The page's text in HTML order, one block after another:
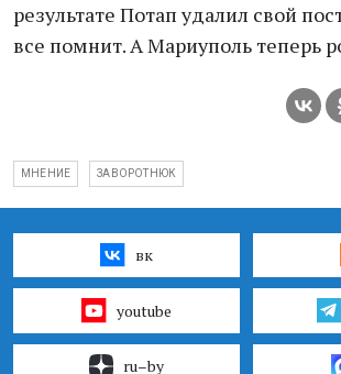
результате Потап удалил свой
все помнит. А Мариуполь теперь
МНЕНИЕ ЗАВОРОТНЮК
вк
youtube
ru–by